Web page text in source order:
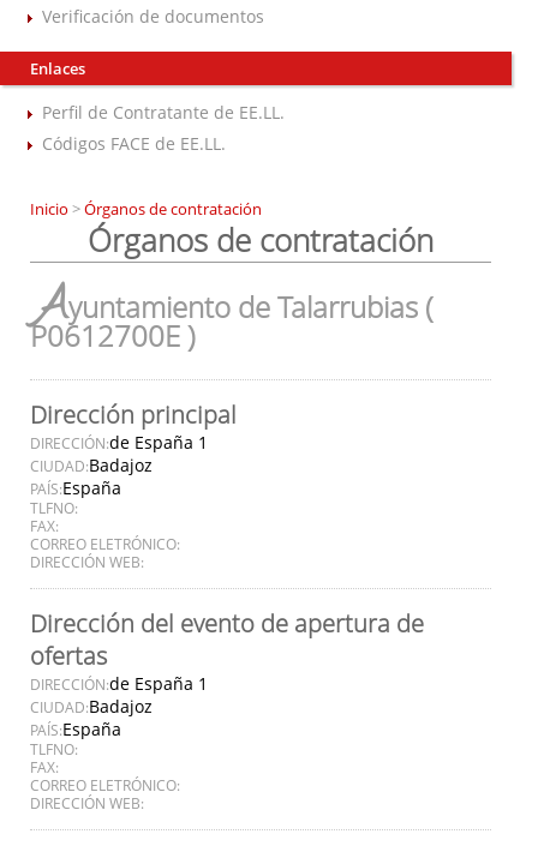
Verificación de documentos
Enlaces
Perfil de Contratante de EE.LL.
Códigos FACE de EE.LL.
Inicio >Órganos de contratación
Órganos de contratación
Ayuntamiento de Talarrubias (
P0612700E )
Dirección principal
DIRECCIÓN:de España 1
CIUDAD:Badajoz
PAÍS:España
TLFNO:
FAX:
CORREO ELETRÓNICO:
DIRECCIÓN WEB:
Dirección del evento de apertura de
ofertas
DIRECCIÓN:de España 1
CIUDAD:Badajoz
PAÍS:España
TLFNO:
FAX:
CORREO ELETRÓNICO:
DIRECCIÓN WEB: